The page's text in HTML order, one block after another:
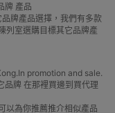
牌 產品
牌產品選擇，我們有多款
列室選購目標其它品牌產
promotion and sale.
品牌 在那裡買邊到買代理
以為你推薦推介相似產品